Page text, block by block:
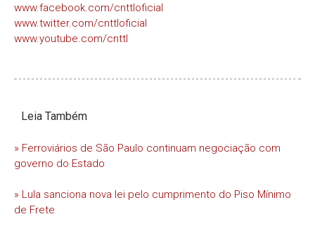
www.facebook.com/cnttloficial
www.twitter.com/cnttloficial
www.youtube.com/cnttl
Leia Também
» Ferroviários de São Paulo continuam negociação com
governo do Estado
» Lula sanciona nova lei pelo cumprimento do Piso Mínimo
de Frete